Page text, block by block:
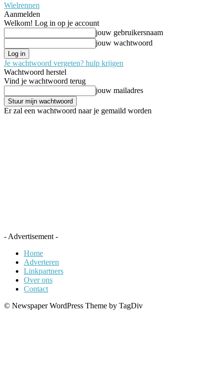
Wielrennen
Aanmelden
Welkom! Log in op je account
jouw gebruikersnaam
jouw wachtwoord
Je wachtwoord vergeten? hulp krijgen
Wachtwoord herstel
Vind je wachtwoord terug
jouw mailadres
Er zal een wachtwoord naar je gemaild worden
- Advertisement -
Home
Adverteren
Linkpartners
Over ons
Contact
© Newspaper WordPress Theme by TagDiv